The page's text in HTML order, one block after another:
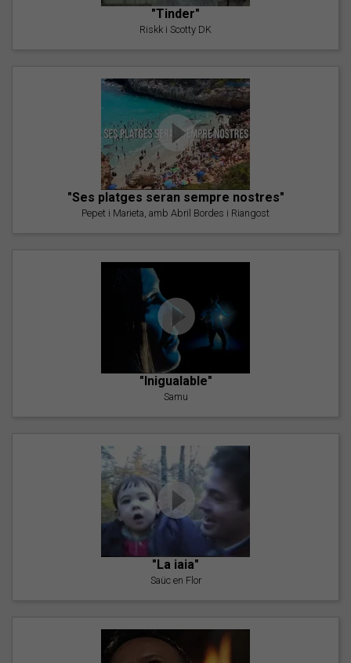
"Tinder"
Riskk i Scotty DK
"Ses platges seran sempre nostres"
Pepet i Marieta, amb Abril Bordes i Riangost
"Inigualable"
Samu
"La iaia"
Saüc en Flor